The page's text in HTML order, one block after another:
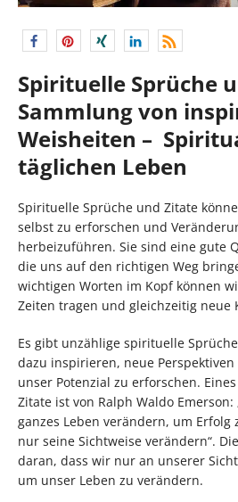
Spirituelle Sprüche
Sammlung von
Weisheiten –
täglichen Leben
Spirituelle Sprüche und Zitate
selbst zu erforschen und
herbeizuführen. Sie sind eine gute
die uns auf den richtigen Weg
wichtigen Worten im Kopf können
Zeiten tragen und gleichzeitig neue
Es gibt unzählige spirituelle
dazu inspirieren, neue
unser Potenzial zu erforschen.
Zitate ist von Ralph Waldo
ganzes Leben verändern, um Erfolg
nur seine Sichtweise verändern“.
daran, dass wir nur an unserer
um unser Leben zu verändern.